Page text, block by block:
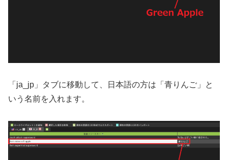
「ja_jp」タブに移動して、日本語の方は「青りんご」と
いう名前を入れます。